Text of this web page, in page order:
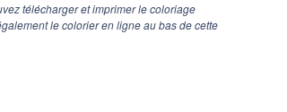
télécharger et imprimer le coloriage
le colorier en ligne au bas de cette